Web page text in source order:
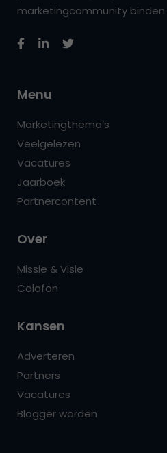
marketingcommunity binden.
Menu
Marketingthema’s
Veelgelezen
Vacatures
Jaarboek
Partnercontent
Over
Missie & Visie
Colofon
Kansen
Adverteren
Partners
Vacatures
Blogger worden